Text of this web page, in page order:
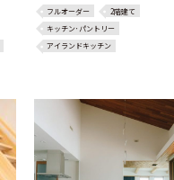
フルオーダー
2階建て
キッチン･パントリー
アイランドキッチン